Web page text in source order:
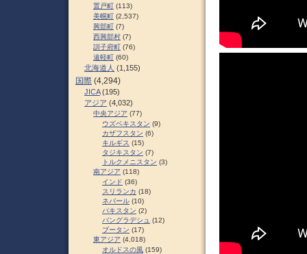
置戸町 (113)
美幌町 (2,537)
興部町 (7)
西興部村 (7)
訓子府町 (76)
遠軽町 (60)
北海道人 (1,155)
国際 (4,294)
JICA(195)
アジア (4,032)
中央アジア (77)
ウズベキスタン (9)
カザフスタン (6)
キルギス (15)
タジキスタン (7)
トルクメニスタン (3)
南アジア (118)
インド (36)
スリランカ (18)
ネパール (10)
パキスタン (2)
バングラデシュ (12)
ブータン (17)
東アジア (4,018)
オルドスの風 (159)